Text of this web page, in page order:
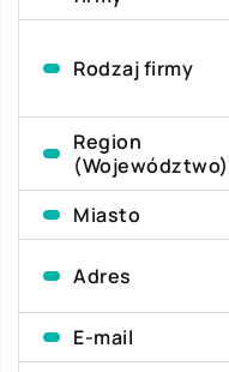
Rodzaj firmy
Region
(Województwo)
Miasto
Adres
E-mail